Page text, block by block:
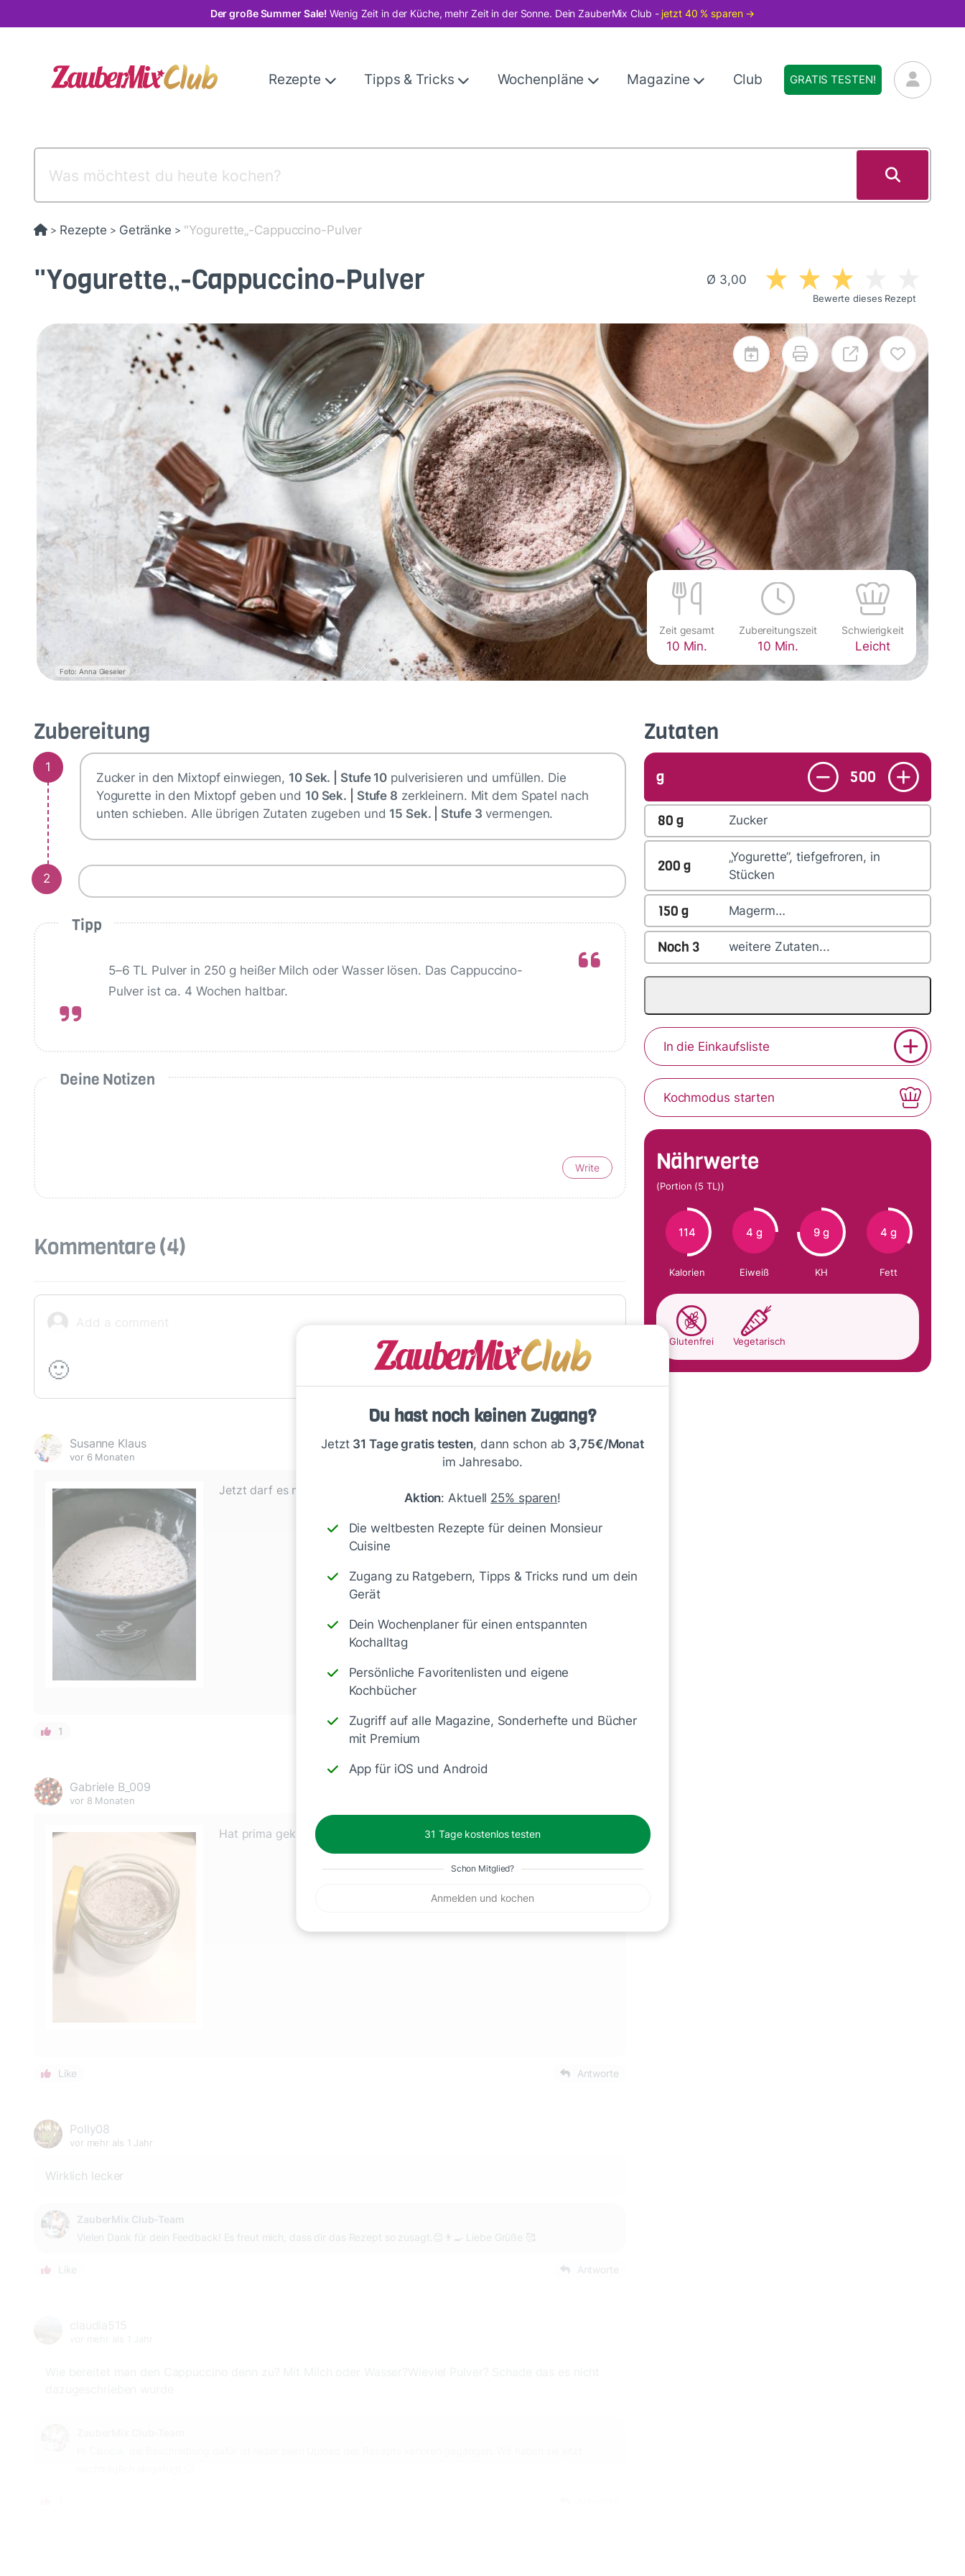
zum
Der große Summer Sale! Wenig Zeit in der Küche, mehr Zeit in der Sonne. Dein ZauberMix Club - jetzt 40 % sparen →
Rezepte Tipps & Tricks Wochenpläne Magazine Club GRATIS TESTEN!
> Rezepte > Getränke > "Yogurette„-Cappuccino-Pulver
"Yogurette„-Cappuccino-Pulver Ø 3,00
Bewerte dieses Rezept
Foto: Anna Gieseler
Zeit gesamt
10 Min.
Zubereitungszeit
10 Min.
Schwierigkeit
Leicht
Du hast noch keinen Zugang?
Jetzt 31 Tage gratis testen, dann schon ab 3,75€/Monat
im Jahresabo.
Aktion: Aktuell 25% sparen!
Die weltbesten Rezepte für deinen Monsieur
Cuisine
Zugang zu Ratgebern, Tipps & Tricks rund um dein
Gerät
Dein Wochenplaner für einen entspannten
Kochalltag
Persönliche Favoritenlisten und eigene
Kochbücher
Zugriff auf alle Magazine, Sonderhefte und Bücher
mit Premium
App für iOS und Android
31 Tage kostenlos testen
Schon Mitglied?
Anmelden und kochen
Zubereitung
1
Zucker in den Mixtopf einwiegen, 10 Sek. | Stufe 10 pulverisieren und umfüllen. Die
Yogurette in den Mixtopf geben und 10 Sek. | Stufe 8 zerkleinern. Mit dem Spatel nach
unten schieben. Alle übrigen Zutaten zugeben und 15 Sek. | Stufe 3 vermengen.
2
Tipp
5–6 TL Pulver in 250 g heißer Milch oder Wasser lösen. Das Cappuccino-
Pulver ist ca. 4 Wochen haltbar.
Deine Notizen
Write
Kommentare(4)
🙂 1500 Speichern
Susanne Klaus
vor 6 Monaten
Jetzt darf es nur noch schmecken.😉
1
Gabriele B_009
vor 8 Monaten
Hat prima geklappt. Jetzt muss er nur noch schmecken. 😉
Like Antworte
Polly08
vor mehr als 1 Jahr
Wirklich lecker
ZauberMix Club-Team
Vielen Dank für dein Feedback! Es freut mich, dass dir das Rezept so zusagt.😊👨‍🍳 Liebe Grüße 🥰
Like Antworte
Zutaten
g 500
80 g Zucker
200 g
„Yogurette”, tiefgefroren, in
Stücken
150 g Magerm…
Noch 3 weitere Zutaten...
In die Einkaufsliste
Kochmodus starten
Nährwerte
(Portion (5 TL))
114
Kalorien
4 g
Eiweiß
9 g
KH
4 g
Fett
Glutenfrei Vegetarisch